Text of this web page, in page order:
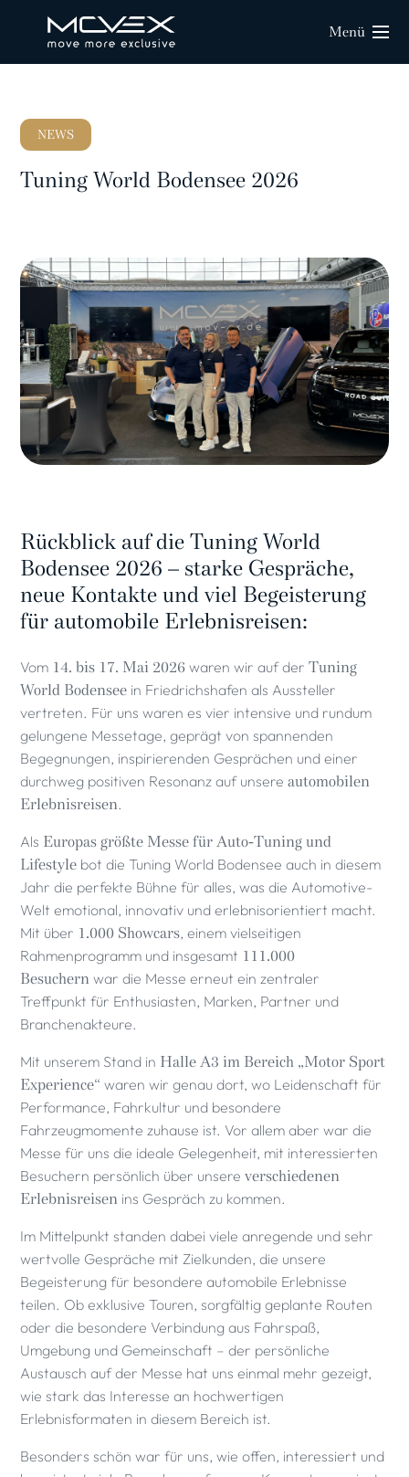
Menü
NEWS
Tuning World Bodensee 2026
Rückblick auf die Tuning World
Bodensee 2026 – starke Gespräche,
neue Kontakte und viel Begeisterung
für automobile Erlebnisreisen:
Vom 14. bis 17. Mai 2026 waren wir auf der Tuning
World Bodensee in Friedrichshafen als Aussteller
vertreten. Für uns waren es vier intensive und rundum
gelungene Messetage, geprägt von spannenden
Begegnungen, inspirierenden Gesprächen und einer
durchweg positiven Resonanz auf unsere automobilen
Erlebnisreisen.
Als Europas größte Messe für Auto-Tuning und
Lifestyle bot die Tuning World Bodensee auch in diesem
Jahr die perfekte Bühne für alles, was die Automotive-
Welt emotional, innovativ und erlebnisorientiert macht.
Mit über 1.000 Showcars, einem vielseitigen
Rahmenprogramm und insgesamt 111.000
Besuchern war die Messe erneut ein zentraler
Treffpunkt für Enthusiasten, Marken, Partner und
Branchenakteure.
Mit unserem Stand in Halle A3 im Bereich „Motor Sport
Experience“ waren wir genau dort, wo Leidenschaft für
Performance, Fahrkultur und besondere
Fahrzeugmomente zuhause ist. Vor allem aber war die
Messe für uns die ideale Gelegenheit, mit interessierten
Besuchern persönlich über unsere verschiedenen
Erlebnisreisen ins Gespräch zu kommen.
Im Mittelpunkt standen dabei viele anregende und sehr
wertvolle Gespräche mit Zielkunden, die unsere
Begeisterung für besondere automobile Erlebnisse
teilen. Ob exklusive Touren, sorgfältig geplante Routen
oder die besondere Verbindung aus Fahrspaß,
Umgebung und Gemeinschaft – der persönliche
Austausch auf der Messe hat uns einmal mehr gezeigt,
wie stark das Interesse an hochwertigen
Erlebnisformaten in diesem Bereich ist.
Besonders schön war für uns, wie offen, interessiert und